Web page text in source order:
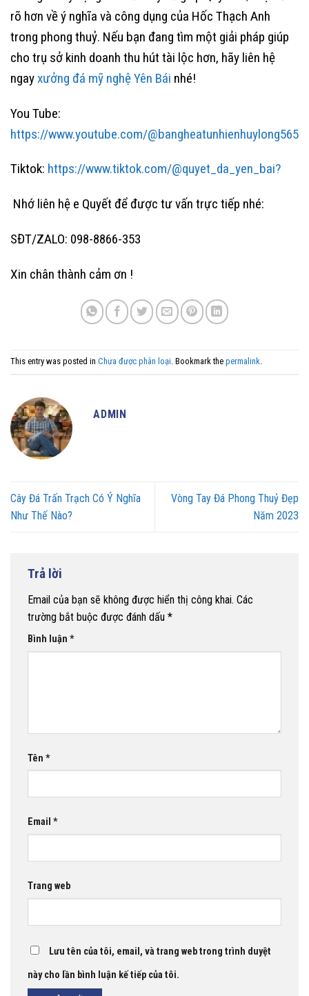
rõ hơn về ý nghĩa và công dụng của Hốc Thạch Anh
trong phong thuỷ. Nếu bạn đang tìm một giải pháp giúp
cho trụ sở kinh doanh thu hút tài lộc hơn, hãy liên hệ
ngayxưởng đá mỹ nghệ Yên Bái nhé!
You Tube:
https://www.youtube.com/@bangheatunhienhuylong565
Tiktok: https://www.tiktok.com/@quyet_da_yen_bai?
Nhớ liên hệ e Quyết để được tư vấn trực tiếp nhé:
SĐT/ZALO: 098-8866-353
Xin chân thành cảm ơn !
This entry was posted in Chưa được phân loại. Bookmark the permalink.
ADMIN
Cây Đá Trấn Trạch Có Ý Nghĩa
Như Thế Nào?
Vòng Tay Đá Phong Thuỷ Đẹp
Năm 2023
Trả lời
Email của bạn sẽ không được hiển thị công khai. Các
trường bắt buộc được đánh dấu *
Bình luận *
Tên *
Email *
Trang web
Lưu tên của tôi, email, và trang web trong trình duyệt
này cho lần bình luận kế tiếp của tôi.